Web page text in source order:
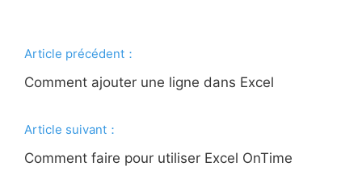
Article précédent：
Comment ajouter une ligne dans Excel
Article suivant：
Comment faire pour utiliser Excel OnTime